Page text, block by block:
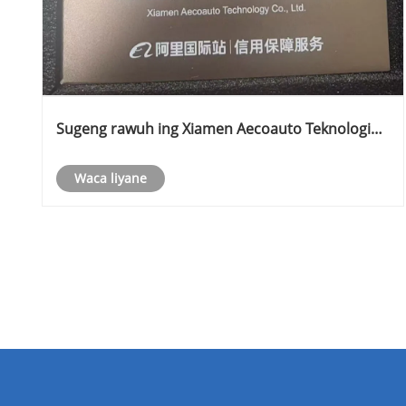
Sugeng rawuh ing Xiamen Aecoauto Teknologi
Dagang Assurance Active Nilai Alibaba.com
Waca liyane